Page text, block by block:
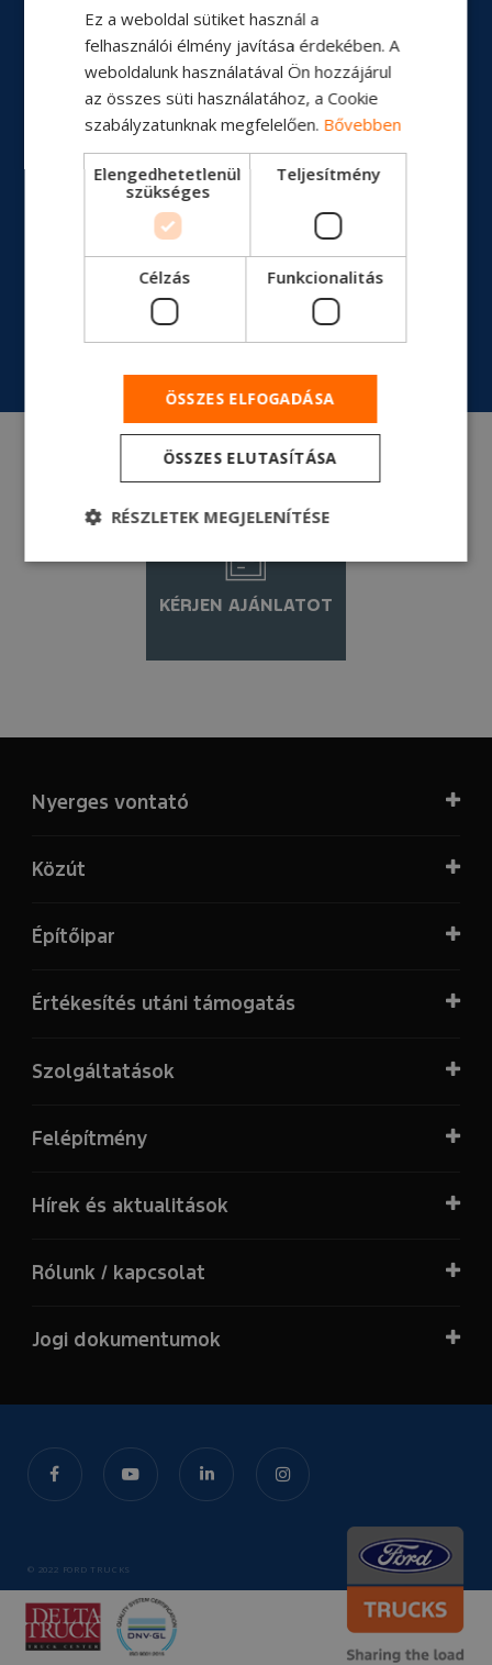
Üzemanyagtartály 315L
Erőátvitel
Kézi váltó / ZF 16S 2230
(Automata váltós
változat is elérhető)
3800 mm
RÉSZLETES MŰSZAKI NYOMTATVÁNY
KÉRJEN AJÁNLATOT
Nyerges vontató
Közút
Építőipar
Értékesítés utáni támogatás
Szolgáltatások
Felépítmény
Hírek és aktualitások
Rólunk / kapcsolat
Jogi dokumentumok
© 2022 FORD TRUCKS
Ez a weboldal sütiket használ a
felhasználói élmény javítása érdekében. A
weboldalunk használatával Ön hozzájárul
az összes süti használatához, a Cookie
szabályzatunknak megfelelően. Bővebben
Elengedhetetlenül
szükséges
Teljesítmény
Célzás Funkcionalitás
ÖSSZES ELFOGADÁSA
ÖSSZES ELUTASÍTÁSA
RÉSZLETEK MEGJELENÍTÉSE